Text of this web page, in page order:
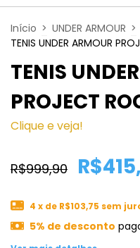
Início > UNDER ARMOUR >
TENIS UNDER ARMOUR
TENIS
PROJECT
Clique e veja!
R$999,90
4 x de R$103,75 sem
5% de desconto